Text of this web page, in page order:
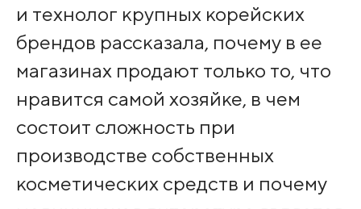
и технолог крупных корейских
брендов рассказала, почему в ее
магазинах продают только то, что
нравится самой хозяйке, в чем
состоит сложность при
производстве собственных
косметических средств и почему